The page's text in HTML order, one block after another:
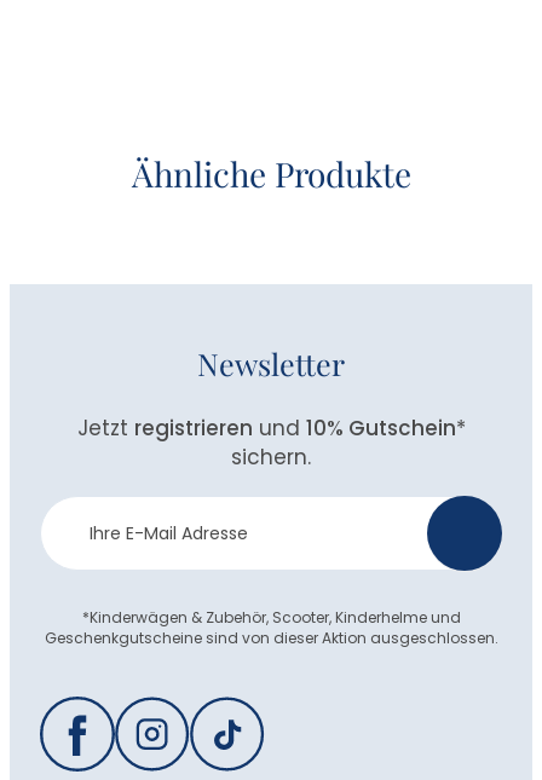
Ähnliche Produkte
Newsletter
Jetzt registrieren und 10% Gutschein*
sichern.
Newsletter
Anmeldung
*Kinderwägen & Zubehör, Scooter, Kinderhelme und
Geschenkgutscheine sind von dieser Aktion ausgeschlossen.